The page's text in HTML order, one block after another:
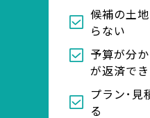
候補の土
らない
予算が分
が返済で
プラン･見
る